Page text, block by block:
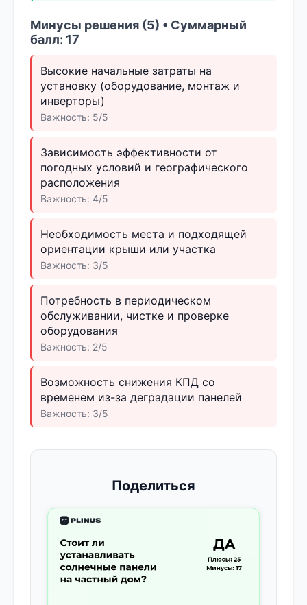
Минусы решения (5) • Суммарный
балл: 17
Высокие начальные затраты на
установку (оборудование, монтаж и
инверторы)
Важность: 5/5
Зависимость эффективности от
погодных условий и географического
расположения
Важность: 4/5
Необходимость места и подходящей
ориентации крыши или участка
Важность: 3/5
Потребность в периодическом
обслуживании, чистке и проверке
оборудования
Важность: 2/5
Возможность снижения КПД со
временем из-за деградации панелей
Важность: 3/5
Поделиться